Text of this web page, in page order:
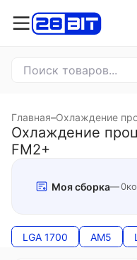
Главная–Охлаждение
Охлаждение
FM2+
Моя сборка 0
LGA 1700 AM5